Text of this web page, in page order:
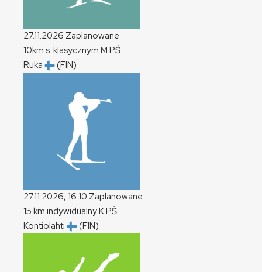
27.11.2026 Zaplanowane
10km s. klasycznym M PŚ
Ruka
(FIN)
27.11.2026, 16:10 Zaplanowane
15 km indywidualnyKPŚ
Kontiolahti
(FIN)